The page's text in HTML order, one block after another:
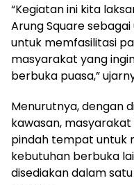
“Kegiatan ini kita
Arung Square
untuk memfasilitasi
masyarakat yang
berbuka puasa,”
Menurutnya, dengan
kawasan,
pindah tempat untuk
kebutuhan berbuka
disediakan dalam